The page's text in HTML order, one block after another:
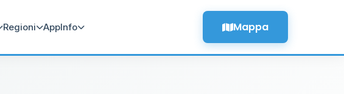
Regioni AppInfo Mappa